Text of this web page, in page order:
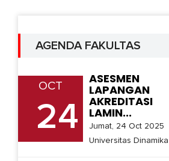
AGENDA FAKULTAS
OCT
24
ASESMEN
LAPANGAN
AKREDITASI
LAMIN...
Jumat, 24 Oct 2025
Universitas Dinamika